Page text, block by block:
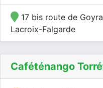
17 bis route de
Lacroix-Falgarde
Caféténango